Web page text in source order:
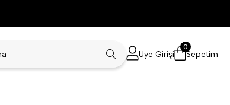
Üye Girişi Sepetim
0